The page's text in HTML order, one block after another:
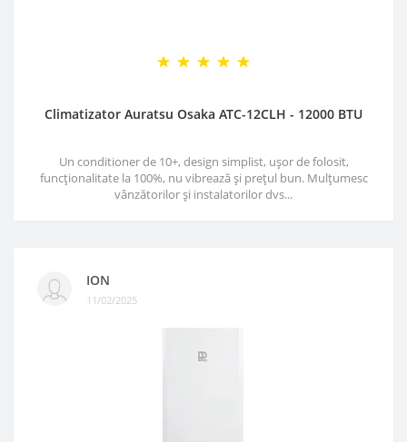
Climatizator Auratsu Osaka ATC-12CLH - 12000 BTU
Un conditioner de 10+, design simplist, ușor de folosit,
funcționalitate la 100%, nu vibrează și prețul bun. Mulțumesc
vânzătorilor și instalatorilor dvs...
ION
11/02/2025